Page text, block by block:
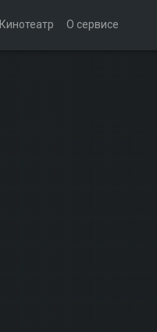
Кинотеатр О сервисе